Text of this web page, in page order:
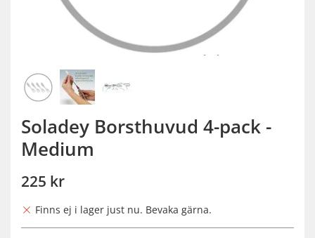
Soladey Borsthuvud 4-pack -
Medium
225 kr
Finns ej i lager just nu. Bevaka gärna.